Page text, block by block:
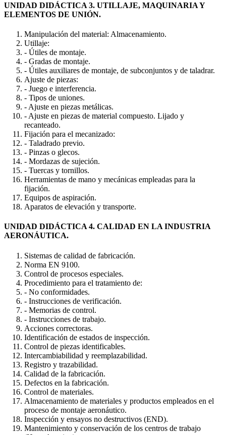
UNIDAD DIDÁCTICA 3. UTILLAJE, MAQUINARIA Y
ELEMENTOS DE UNIÓN.
Manipulación del material: Almacenamiento.
Utillaje:
- Útiles de montaje.
- Gradas de montaje.
- Útiles auxiliares de montaje, de subconjuntos y de taladrar.
Ajuste de piezas:
- Juego e interferencia.
- Tipos de uniones.
- Ajuste en piezas metálicas.
- Ajuste en piezas de material compuesto. Lijado y
recanteado.
Fijación para el mecanizado:
- Taladrado previo.
- Pinzas o glecos.
- Mordazas de sujeción.
- Tuercas y tornillos.
Herramientas de mano y mecánicas empleadas para la
fijación.
Equipos de aspiración.
Aparatos de elevación y transporte.
UNIDAD DIDÁCTICA 4. CALIDAD EN LA INDUSTRIA
AERONÁUTICA.
Sistemas de calidad de fabricación.
Norma EN 9100.
Control de procesos especiales.
Procedimiento para el tratamiento de:
- No conformidades.
- Instrucciones de verificación.
- Memorias de control.
- Instrucciones de trabajo.
Acciones correctoras.
Identificación de estados de inspección.
Control de piezas identificables.
Intercambiabilidad y reemplazabilidad.
Registro y trazabilidad.
Calidad de la fabricación.
Defectos en la fabricación.
Control de materiales.
Almacenamiento de materiales y productos empleados en el
proceso de montaje aeronáutico.
Inspección y ensayos no destructivos (END).
Mantenimiento y conservación de los centros de trabajo